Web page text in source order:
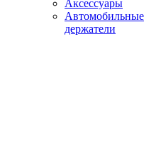
Аксессуары
Автомобильные
держатели